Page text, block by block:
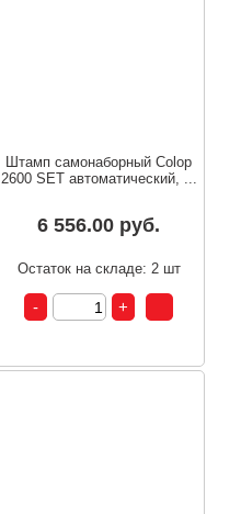
Штамп самонаборный Colop
2600 SET автоматический, ...
6 556.00 руб.
Остаток на складе: 2 шт